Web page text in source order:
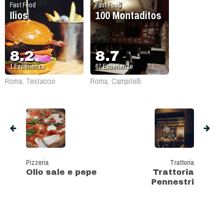
Fast Food
Ilios
8.2
1Esperienza
Roma, Testaccio
Fast Food
100 Montaditos
8.7
67Esperienze
Roma, Campitelli
Pizzeria
Olio sale e pepe
Trattoria
Trattoria
Pennestri